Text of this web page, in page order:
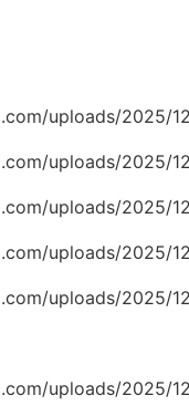
uploads/2025/
uploads/2025/
uploads/2025/
uploads/2025/
uploads/2025/
uploads/2025/